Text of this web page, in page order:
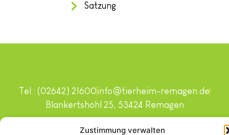
Zustimmung verwalten
Satzung
Copyright © 2024. Alle Rechte vorbehalten.
Tel.: (02642) 21600info@tierheim-remagen.de
Blankertshohl 25, 53424 Remagen